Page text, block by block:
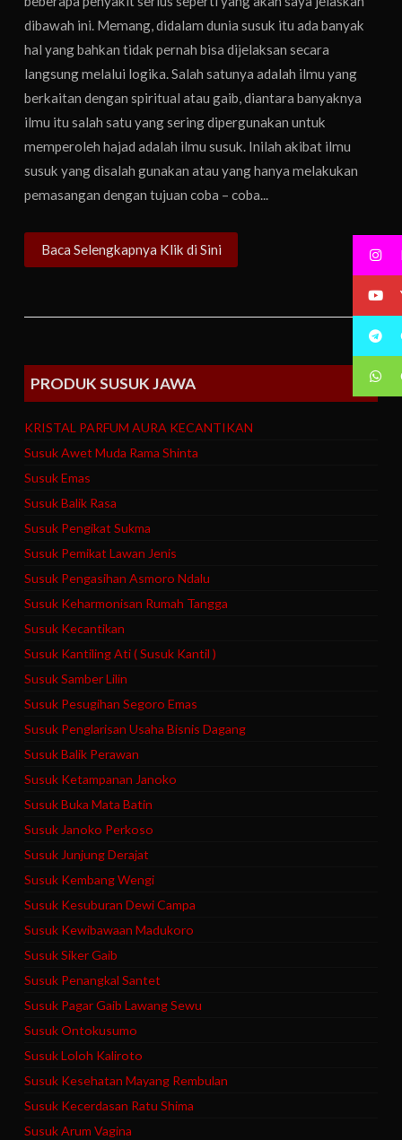
dibawah ini. Memang, didalam dunia susuk itu ada banyak
hal yang bahkan tidak pernah bisa dijelaksan secara
langsung melalui logika. Salah satunya adalah ilmu yang
berkaitan dengan spiritual atau gaib, diantara banyaknya
ilmu itu salah satu yang sering dipergunakan untuk
memperoleh hajad adalah ilmu susuk. Inilah akibat ilmu
susuk yang disalah gunakan atau yang hanya melakukan
pemasangan dengan tujuan coba – coba...
Baca Selengkapnya Klik di Sini
PRODUK SUSUK JAWA
KRISTAL PARFUM AURA KECANTIKAN
Susuk Awet Muda Rama Shinta
Susuk Emas
Susuk Balik Rasa
Susuk Pengikat Sukma
Susuk Pemikat Lawan Jenis
Susuk Pengasihan Asmoro Ndalu
Susuk Keharmonisan Rumah Tangga
Susuk Kecantikan
Susuk Kantiling Ati ( Susuk Kantil )
Susuk Samber Lilin
Susuk Pesugihan Segoro Emas
Susuk Penglarisan Usaha Bisnis Dagang
Susuk Balik Perawan
Susuk Ketampanan Janoko
Susuk Buka Mata Batin
Susuk Janoko Perkoso
Susuk Junjung Derajat
Susuk Kembang Wengi
Susuk Kesuburan Dewi Campa
Susuk Kewibawaan Madukoro
Susuk Siker Gaib
Susuk Penangkal Santet
Susuk Pagar Gaib Lawang Sewu
Susuk Ontokusumo
Susuk Loloh Kaliroto
Susuk Kesehatan Mayang Rembulan
Susuk Kecerdasan Ratu Shima
Susuk Arum Vagina